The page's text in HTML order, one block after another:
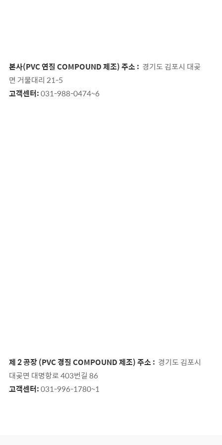
본사(PVC 연질 COMPOUND 제조) 주소 : 경기도 김포시 대곶
면 거물대리 21-5
고객센터:031-988-0474~6
제 2 공장 (PVC 경질 COMPOUND 제조) 주소 : 경기도 김포시
대곶면 대명항로 403번길 86
고객센터:031-996-1780~1